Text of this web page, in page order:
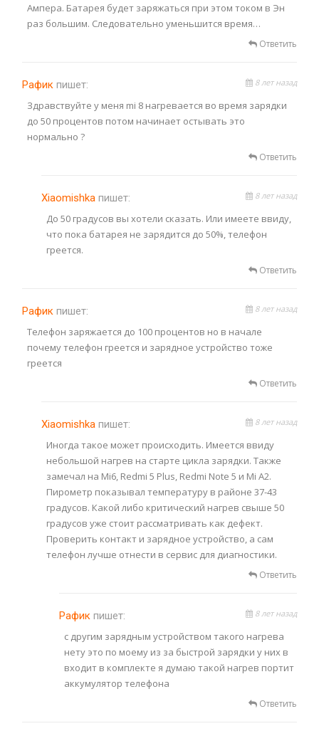
Ампера. Батарея будет заряжаться при этом током в Эн
раз большим. Следовательно уменьшится время…
Ответить
Рафик пишет: 8 лет назад
Здравствуйте у меня mi 8 нагревается во время зарядки
до 50 процентов потом начинает остывать это
нормально ?
Ответить
Xiaomishkaпишет: 8 лет назад
До 50 градусов вы хотели сказать. Или имеете ввиду,
что пока батарея не зарядится до 50%, телефон
греется.
Ответить
Рафик пишет: 8 лет назад
Телефон заряжается до 100 процентов но в начале
почему телефон греется и зарядное устройство тоже
греется
Ответить
Xiaomishkaпишет: 8 лет назад
Иногда такое может происходить. Имеется ввиду
небольшой нагрев на старте цикла зарядки. Также
замечал на Mi6, Redmi 5 Plus, Redmi Note 5 и Mi A2.
Пирометр показывал температуру в районе 37-43
градусов. Какой либо критический нагрев свыше 50
градусов уже стоит рассматривать как дефект.
Проверить контакт и зарядное устройство, а сам
телефон лучше отнести в сервис для диагностики.
Ответить
Рафикпишет: 8 лет назад
c другим зарядным устройством такого нагрева
нету это по моему из за быстрой зарядки у них в
входит в комплекте я думаю такой нагрев портит
аккумулятор телефона
Ответить